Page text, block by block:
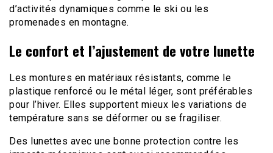
d’activités dynamiques comme le ski ou les
promenades en montagne.
Le confort et l’ajustement de votre lunette
Les montures en matériaux résistants, comme le
plastique renforcé ou le métal léger, sont préférables
pour l’hiver. Elles supportent mieux les variations de
température sans se déformer ou se fragiliser.
Des lunettes avec une bonne protection contre les